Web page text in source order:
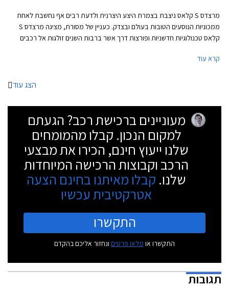
מרצדס S קלאס ניצבת בצמרת היצע היצרנית ולדעת רבים אף נחשבת לאחת
ממכוניות הנוסעים הטובות בעולם ובצדק. כעניין של מסורת, מציגה מרצדס S
קלאס טכנולוגיות חדשניות ופורצות דרך אשר ברבות השנים זולגות אל רכבים
לראשונה את כרית האוויר ואת מערכת בקרת השיוט האדפטיבית.
קרא עוד
הצג עוד
מעוניינים ברכישת רכב? הגעתם
למקום הנכון. קבלו מהמומחים
שלנו ייעוץ חינם, הכירו את מבצעי
הרכב וקבוצות הרכישה המיוחדות
שלנו. קבלו מאיתנו בחינם הצעה
אטרקטיבית עכשיו
התקשרו
התקשרו או מלאו פרטים ונחזור אליכם בהקדם
תגובות